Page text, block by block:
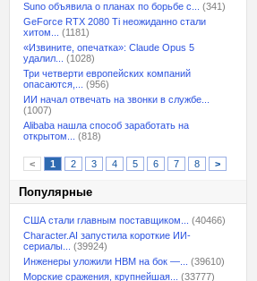
Suno объявила о планах по борьбе с...
(341)
GeForce RTX 2080 Ti неожиданно стали
хитом...
(1181)
«Извините, опечатка»: Claude Opus 5
удалил...
(1028)
Три четверти европейских компаний
опасаются,...
(956)
ИИ начал отвечать на звонки в службе...
(1007)
Alibaba нашла способ заработать на
открытом...
(818)
< 1 2 3 4 5 6 7 8 >
Популярные
США стали главным поставщиком...
(40466)
Character.AI запустила короткие ИИ-
сериалы...
(39924)
Инженеры уложили HBM на бок —...
(39610)
Морские сражения, крупнейшая...
(33777)